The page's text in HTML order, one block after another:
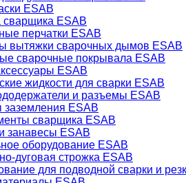
ESAB
ESAB
перчатки ESAB
вытяжки сварочных дымов ESAB
сварочные покрывала ESAB
ESAB
жидкости для сварки ESAB
и разъемы ESAB
ESAB
сварщика ESAB
занавесы ESAB
оборудование ESAB
дуговая строжка ESAB
для подводной сварки и